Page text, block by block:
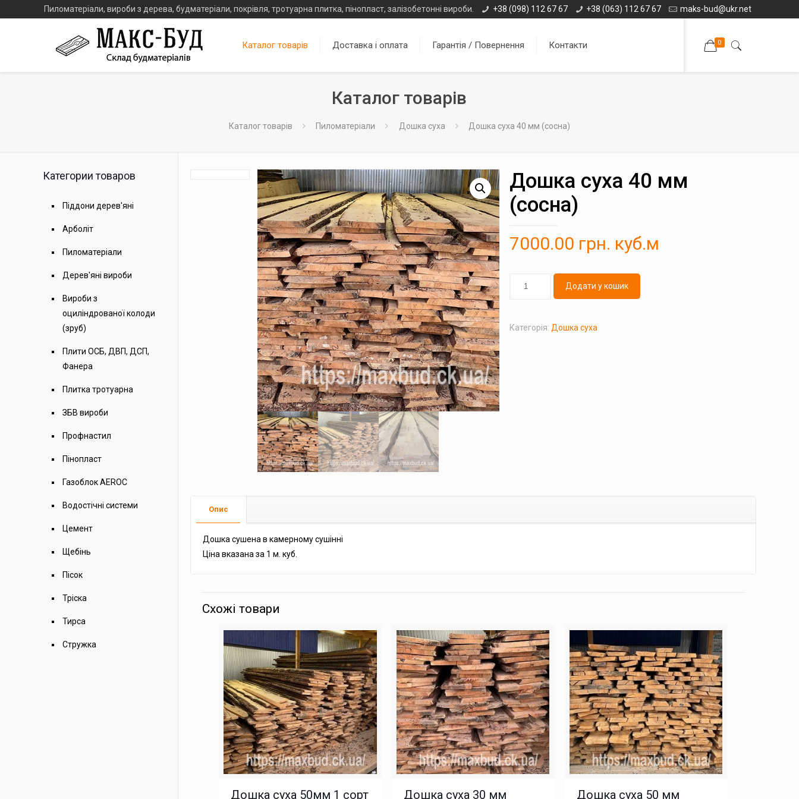
Пиломатеріали, вироби з дерева, будматеріали, покрівля, тротуарна плитка, пінопласт, залізобетонні вироби. +38 (098) 112 67 67 +38 (063) 112 67 67 maks-bud@ukr.net
Каталог товарів Доставка і оплата Гарантія / Повернення Контакти 0
Каталог товарів
Каталог товарів Пиломатеріали Дошка суха Дошка суха 40 мм (сосна)
Дошка суха 40 мм
(сосна)
7000.00 грн. куб.м
Додати у кошик
Категорія: Дошка суха
Опис
Дошка сушена в камерному сушінні
Ціна вказана за 1 м. куб.
Схожі товари
Дошка суха 50мм 1 сорт Дошка суха 30 мм Дошка суха 50 мм
Категории товаров
Піддони дерев'яні
Арболіт
Пиломатеріали
Дерев'яні вироби
Вироби з
оциліндрованої колоди
(зруб)
Плити ОСБ, ДВП, ДСП,
Фанера
Плитка тротуарна
ЗБВ вироби
Профнастил
Пінопласт
Газоблок AEROC
Водостічні системи
Цемент
Щебінь
Пісок
Тріска
Тирса
Стружка